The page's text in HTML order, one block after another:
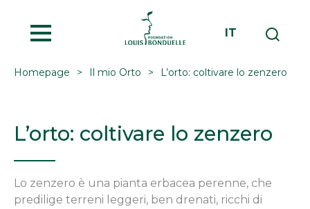
IT
Homepage Il mio Orto L’orto: coltivare lo zenzero
L’orto: coltivare lo zenzero
Lo zenzero è una pianta erbacea perenne, che
predilige terreni leggeri, ben drenati, ricchi di